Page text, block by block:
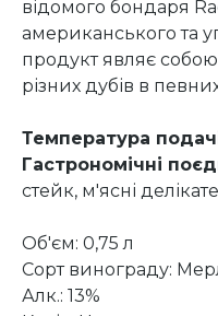
відомого бондаря
американського та
продукт являє
різних дубів в
Температура
Гастрономічні
стейк, м'ясні
Об'єм: 0,75 л
Сорт винограду:
Алк.: 13%